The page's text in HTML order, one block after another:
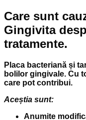
Care sunt
Gingivita
tratamente.
Placa bacteriană și
bolilor gingivale. Cu
care pot contribui.
Aceștia sunt:
Anumite